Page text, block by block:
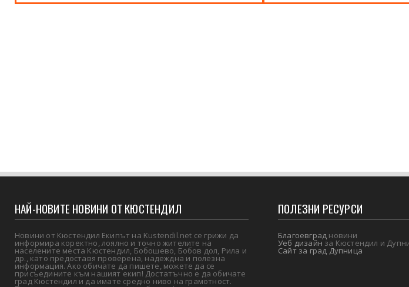
НАЙ-НОВИТЕ НОВИНИ ОТ КЮСТЕНДИЛ
Новини от Кюстендил Екипът на Kustendil.net се грижи да
информира коректно, лоялно и точно жителите на
населените места Кюстендил, Бобошево, Бобов дол, Рила и
др., като предоставя проверена, надеждна и полезна
информация. Ако обичате да пишете, можете да се
присъедините към нашият екип! Достатъчно е да обичате
град Кюстендил и да имате средно ниво на грамотност.
ПОЛЕЗНИ РЕСУРСИ
Благоевград новини
Уеб дизайнза Кюстендил и
Сайт за град Дупница